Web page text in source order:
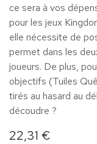
ce sera à vos
pour les jeux
elle nécessite de
permet dans les
joueurs. De plus,
objectifs (Tuiles
tirés au hasard au
découdre ?
22,31 €